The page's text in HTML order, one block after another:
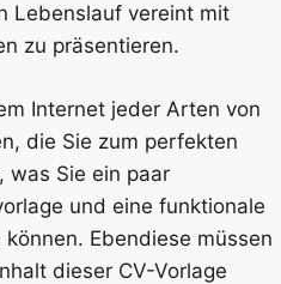
Lebenslauf vereint mit
zu präsentieren.
Internet jeder Arten von
die Sie zum perfekten
was Sie ein paar
und eine funktionale
Ebendiese müssen
dieser CV-Vorlage